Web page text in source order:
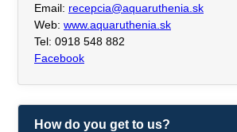
Email: recepcia@aquaruthenia.sk
Web: www.aquaruthenia.sk
Tel: 0918 548 882
Facebook
How do you get to us?